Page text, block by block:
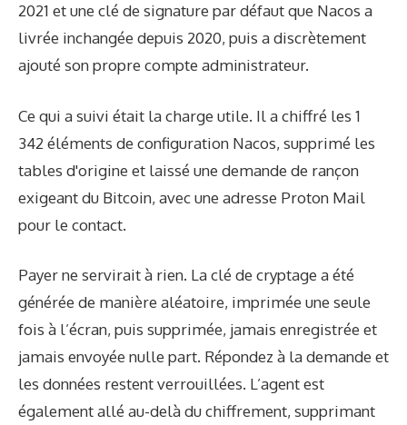
2021 et une clé de signature par défaut que Nacos a
livrée inchangée depuis 2020, puis a discrètement
ajouté son propre compte administrateur.
Ce qui a suivi était la charge utile. Il a chiffré les 1
342 éléments de configuration Nacos, supprimé les
tables d'origine et laissé une demande de rançon
exigeant du Bitcoin, avec une adresse Proton Mail
pour le contact.
Payer ne servirait à rien. La clé de cryptage a été
générée de manière aléatoire, imprimée une seule
fois à l’écran, puis supprimée, jamais enregistrée et
jamais envoyée nulle part. Répondez à la demande et
les données restent verrouillées. L’agent est
également allé au-delà du chiffrement, supprimant